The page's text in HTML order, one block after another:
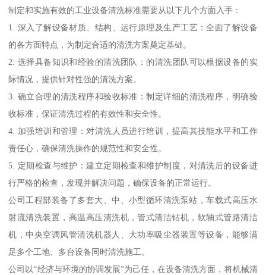
制定和实施有效的工业设备清洗标准需要从以下几个方面入手：
1. 深入了解设备材质、结构、运行原理及生产工艺：全面了解设备
的各方面特点，为制定合适的清洗方案奠定基础。
2. 选择具备知识和经验的清洗团队：的清洗团队可以根据设备的实
际情况，提供针对性强的清洗方案。
3. 确立合理的清洗程序和验收标准：制定详细的清洗程序，明确验
收标准，保证清洗过程的有效性和安全性。
4. 加强培训和管理：对清洗人员进行培训，提高其技能水平和工作
责任心，确保清洗操作的规范性和安全性。
5. 定期检查与维护：建立定期检查和维护制度，对清洗后的设备进
行严格的检查，发现并解决问题，确保设备的正常运行。
公司工程部装备了多套大、中、小型循环清洗泵站，车载式高压水
射流清洗装置，高温高压清洗机，管式清洁钻机，软轴式管路清洁
机，中央空调风管清洗机器人、大功率吸尘器装置等设备，能够满
足多个工地、多台设备同时清洗施工。
公司以“经济与环境的协调发展”为己任，在设备清洗方面，将机械清